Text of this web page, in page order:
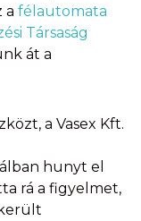
a félautomata
Társaság
át a
a Vasex Kft.
hunyt el
rá a figyelmet,